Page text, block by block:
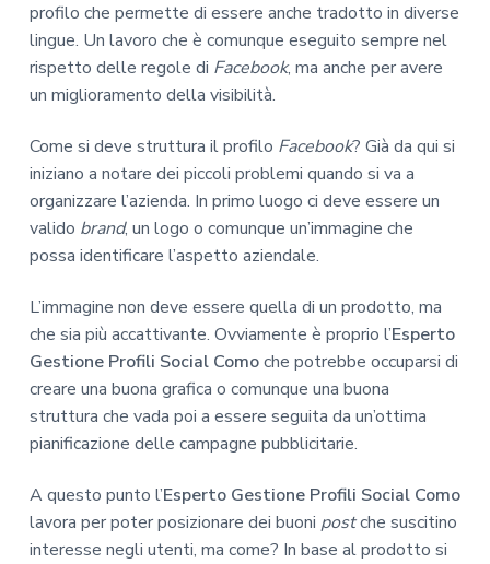
profilo che permette di essere anche tradotto in diverse
lingue. Un lavoro che è comunque eseguito sempre nel
rispetto delle regole di Facebook, ma anche per avere
un miglioramento della visibilità.
Come si deve struttura il profilo Facebook? Già da qui si
iniziano a notare dei piccoli problemi quando si va a
organizzare l’azienda. In primo luogo ci deve essere un
valido brand, un logo o comunque un’immagine che
possa identificare l’aspetto aziendale.
L’immagine non deve essere quella di un prodotto, ma
che sia più accattivante. Ovviamente è proprio l’Esperto
Gestione Profili Social Comoche potrebbe occuparsi di
creare una buona grafica o comunque una buona
struttura che vada poi a essere seguita da un’ottima
pianificazione delle campagne pubblicitarie.
A questo punto l’Esperto Gestione Profili Social Como
lavora per poter posizionare dei buoni postche suscitino
interesse negli utenti, ma come? In base al prodotto si